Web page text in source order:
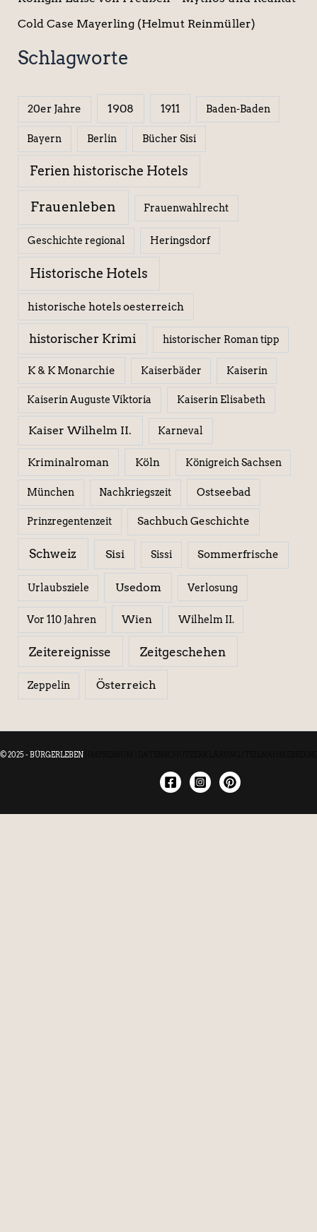
Cold Case Mayerling (Helmut Reinmüller)
Schlagworte
20er Jahre 1908 1911 Baden-Baden
Bayern Berlin Bücher Sisi
Ferien historische Hotels
Frauenleben Frauenwahlrecht
Geschichte regional Heringsdorf
Historische Hotels
historische hotels oesterreich
historischer Krimi historischer Roman tipp
K & K Monarchie Kaiserbäder Kaiserin
Kaiserin Auguste Viktoria Kaiserin Elisabeth
Kaiser Wilhelm II. Karneval
Kriminalroman Köln Königreich Sachsen
München Nachkriegszeit Ostseebad
Prinzregentenzeit Sachbuch Geschichte
Schweiz Sisi Sissi Sommerfrische
Urlaubsziele Usedom Verlosung
Vor 110 Jahren Wien Wilhelm II.
Zeitereignisse Zeitgeschehen
Zeppelin Österreich
© 2025 - BÜRGERLEBEN